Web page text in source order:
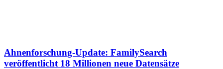
Ahnenforschung-Update: FamilySearch
veröffentlicht 18 Millionen neue Datensätze